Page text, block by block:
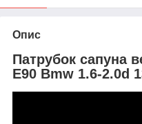
Опис
Патрубок сапуна
E90 Bmw 1.6-2.0d